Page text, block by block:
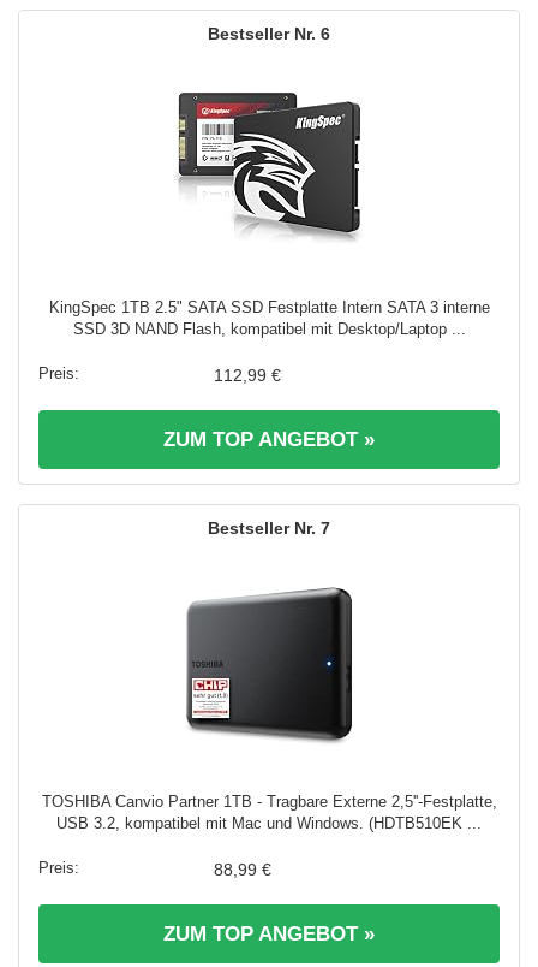
6
KingSpec 1TB 2.5" SATA SSD Festplatte Intern SATA 3 interne
SSD 3D NAND Flash, kompatibel mit Desktop/Laptop ...
112,99 €
ZUM TOP ANGEBOT »
7
TOSHIBA Canvio Partner 1TB - Tragbare Externe 2,5''-Festplatte,
USB 3.2, kompatibel mit Mac und Windows. (HDTB510EK ...
88,99 €
ZUM TOP ANGEBOT »